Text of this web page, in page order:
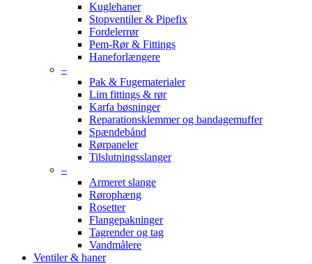
Kuglehaner
Stopventiler & Pipefix
Fordelerrør
Pem-Rør & Fittings
Haneforlængere
–
Pak & Fugematerialer
Lim fittings & rør
Karfa bøsninger
Reparationsklemmer og bandagemuffer
Spændebånd
Rørpaneler
Tilslutningsslanger
–
Armeret slange
Rørophæng
Rosetter
Flangepakninger
Tagrender og tag
Vandmålere
Ventiler & haner